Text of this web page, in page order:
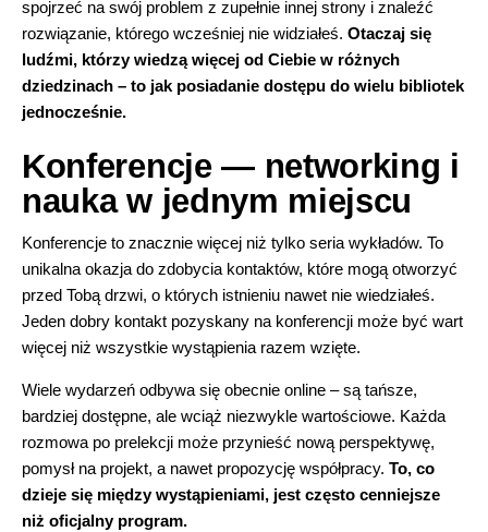
spojrzeć na swój problem z zupełnie innej strony i znaleźć
rozwiązanie, którego wcześniej nie widziałeś. Otaczaj się
ludźmi, którzy wiedzą więcej od Ciebie w różnych
dziedzinach – to jak posiadanie dostępu do wielu bibliotek
jednocześnie.
Konferencje — networking i
nauka w jednym miejscu
Konferencje to znacznie więcej niż tylko seria wykładów. To
unikalna okazja do zdobycia kontaktów, które mogą otworzyć
przed Tobą drzwi, o których istnieniu nawet nie wiedziałeś.
Jeden dobry kontakt pozyskany na konferencji może być wart
więcej niż wszystkie wystąpienia razem wzięte.
Wiele wydarzeń odbywa się obecnie online – są tańsze,
bardziej dostępne, ale wciąż niezwykle wartościowe. Każda
rozmowa po prelekcji może przynieść nową perspektywę,
pomysł na projekt, a nawet propozycję współpracy. To, co
dzieje się między wystąpieniami, jest często cenniejsze
niż oficjalny program.